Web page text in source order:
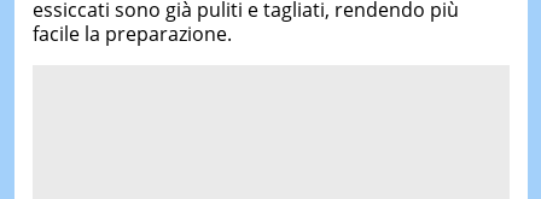
essiccati sono già puliti e tagliati, rendendo più
facile la preparazione.